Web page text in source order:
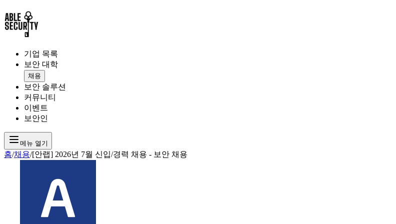
기업 목록
보안 대학
채용
보안 솔루션
커뮤니티
이벤트
보안인
메뉴 열기
홈/채용/[안랩] 2026년 7월 신입/경력 채용 - 보안 채용